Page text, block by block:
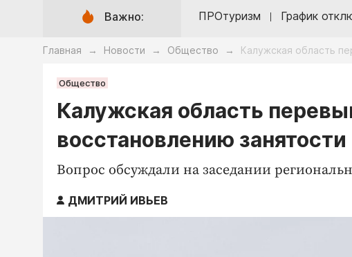
Важно: ПРОтуризм График
Главная → Новости → Общество → Калужская область
Общество
Калужская область
восстановлению занятости
Вопрос обсуждали на заседании
ДМИТРИЙ ИВЬЕВ